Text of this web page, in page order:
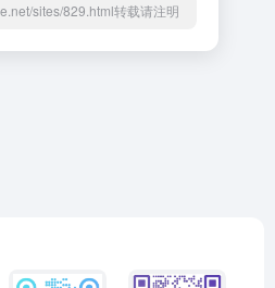
sites/829.html转载请注明